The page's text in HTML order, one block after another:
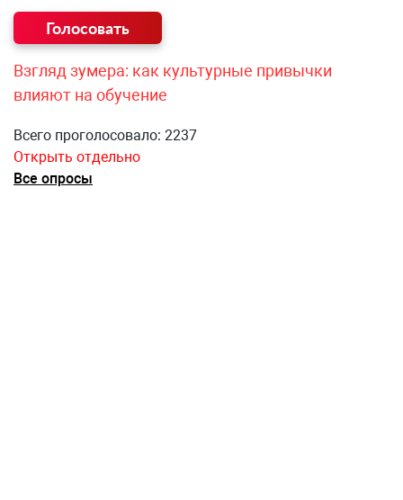
Взгляд зумера: как культурные привычки
влияют на обучение
Всего проголосовало: 2237
Открыть отдельно
Все опросы